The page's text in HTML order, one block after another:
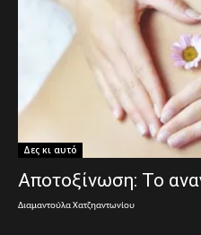
Δες κι αυτό
Αποτοξίνωση: Το
Διαμαντούλα Χατζηαντωνίου